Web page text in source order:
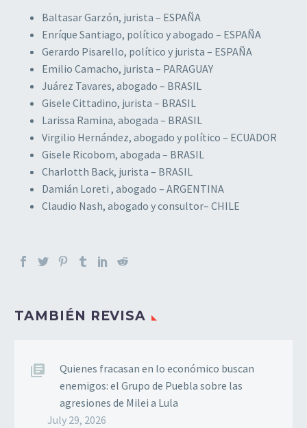
Baltasar Garzón, jurista – ESPAÑA
Enríque Santiago, político y abogado – ESPAÑA
Gerardo Pisarello, político y jurista – ESPAÑA
Emilio Camacho, jurista – PARAGUAY
Juárez Tavares, abogado – BRASIL
Gisele Cittadino, jurista – BRASIL
Larissa Ramina, abogada – BRASIL
Virgilio Hernández, abogado y político – ECUADOR
Gisele Ricobom, abogada – BRASIL
Charlotth Back, jurista – BRASIL
Damián Loreti , abogado – ARGENTINA
Claudio Nash, abogado y consultor– CHILE
TAMBIÉN REVISA
Quienes fracasan en lo económico buscan
enemigos: el Grupo de Puebla sobre las
agresiones de Milei a Lula
July 29, 2026